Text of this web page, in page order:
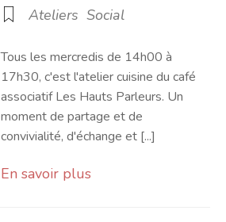
Ateliers Social
Tous les mercredis de 14h00 à
17h30, c'est l'atelier cuisine du café
associatif Les Hauts Parleurs. Un
moment de partage et de
convivialité, d'échange et [...]
En savoir plus